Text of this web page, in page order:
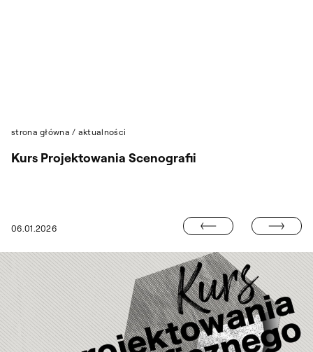
strona główna / aktualności
06.01.2026
Kurs Projektowania Scenografii
WYSTAWA PROF. STANISŁAWA SŁONINY
CYKL FILMÓW